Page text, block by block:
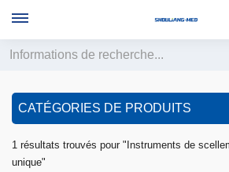
CATÉGORIES DE PRODUITS
1 résultats trouvés pour "Instruments de
unique"